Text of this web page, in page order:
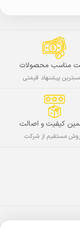
مناسب محصولات
پیشنهاد قیمتی
کیفیت و اصالت
مستقیم از شرکت